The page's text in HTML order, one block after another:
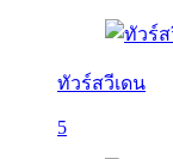
ทัวร์สวีเดน
5